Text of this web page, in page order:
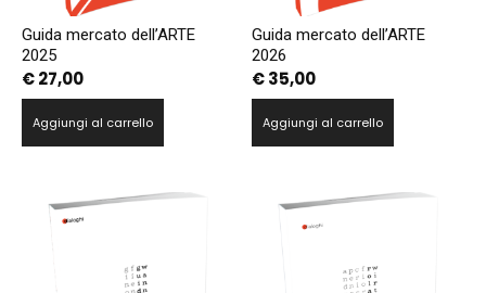
Guida mercato dell’ARTE
2025
€27,00
Aggiungi al carrello
Guida mercato dell’ARTE
2026
€35,00
Aggiungi al carrello